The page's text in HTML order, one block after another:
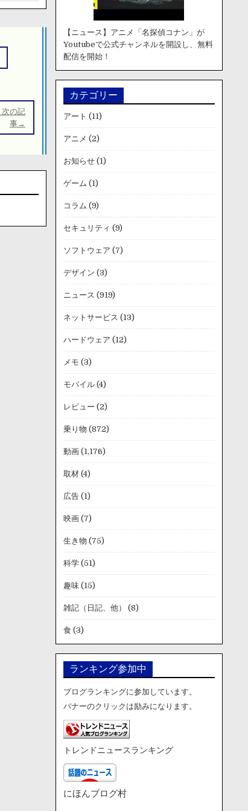
次の記
事→
【ニュース】アニメ「名探偵コナン」が
Youtubeで公式チャンネルを開設し、無料
配信を開始！
カテゴリー
アート (11)
アニメ (2)
お知らせ(1)
ゲーム (1)
コラム (9)
セキュリティ (9)
ソフトウェア (7)
デザイン (3)
ニュース (919)
ネットサービス (13)
ハードウェア (12)
メモ (3)
モバイル(4)
レビュー (2)
乗り物 (872)
動画(1,176)
取材(4)
広告(1)
映画(7)
生き物 (75)
科学(51)
趣味(15)
雑記（日記、他） (8)
食 (3)
ランキング参加中
ブログランキングに参加しています。
バナーのクリックは励みになります。
トレンドニュースランキング
にほんブログ村